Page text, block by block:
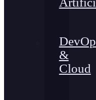
&
Cloud